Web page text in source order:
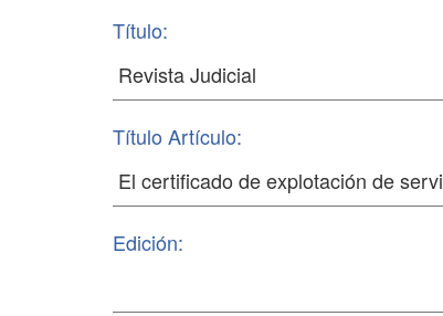
Título:
Título Artículo:
Edición: